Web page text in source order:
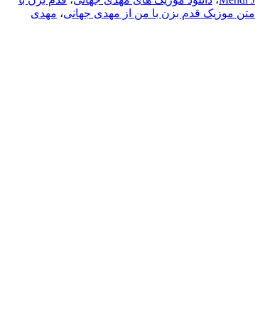
متن موزیک قدم بزن با من از مهدی جهانی، مهدی